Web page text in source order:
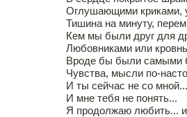
Оглушающими криками,
Тишина на минуту,
Кем мы были друг для
Любовниками или
Вроде бы были самыми
Чувства, мысли по-
И ты сейчас не со мной...
И мне тебя не понять...
Я продолжаю любить...